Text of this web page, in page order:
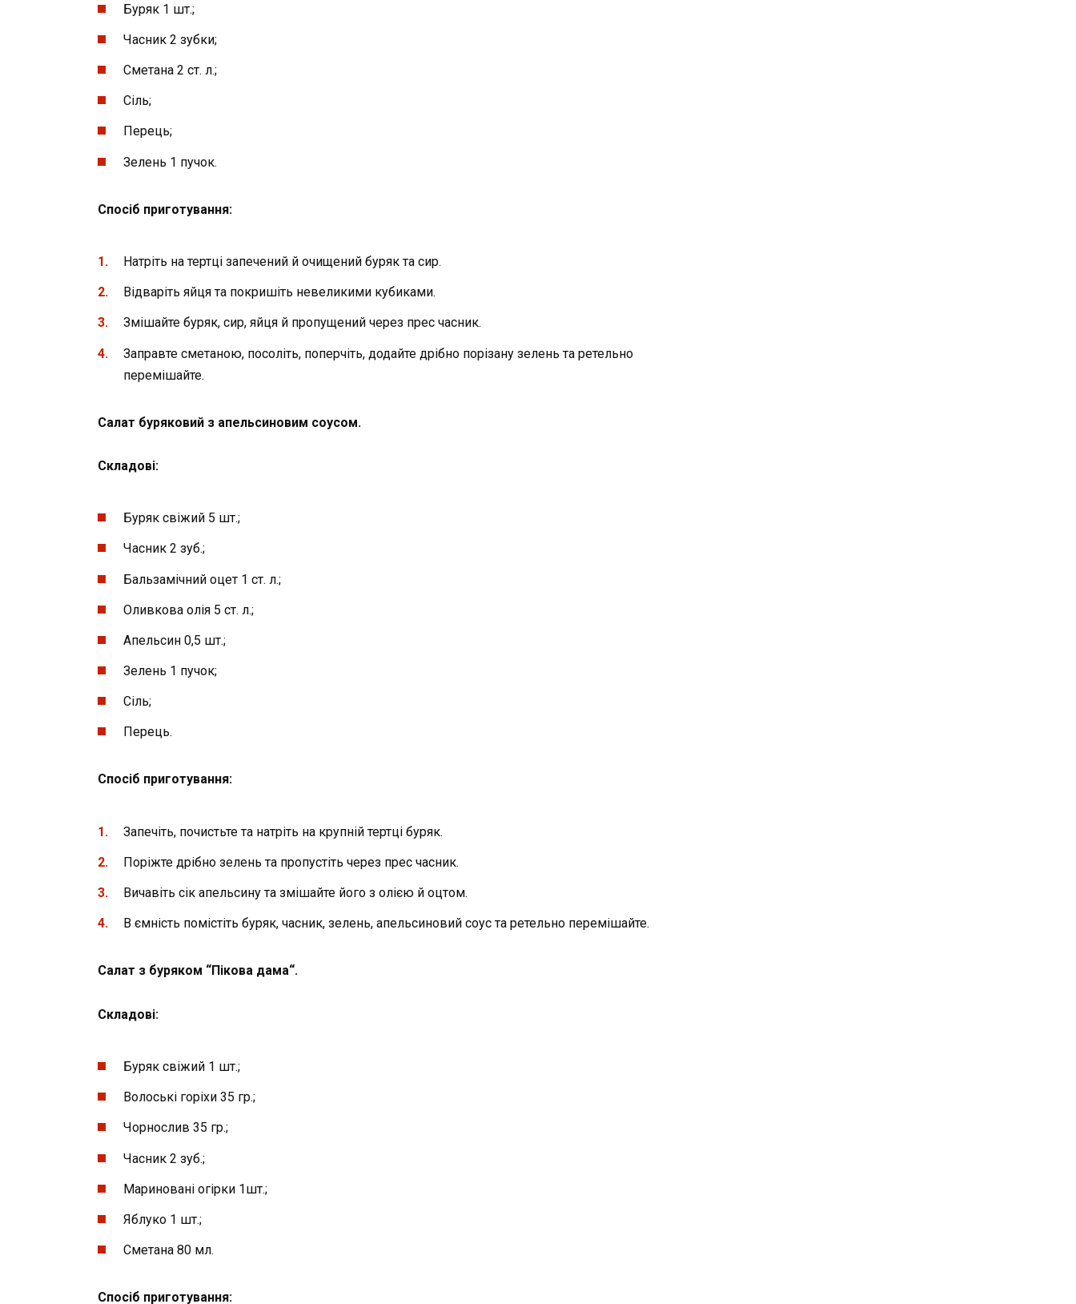
Буряк 1 шт.;
Часник 2 зубки;
Сметана 2 ст. л.;
Сіль;
Перець;
Зелень 1 пучок.
Спосіб приготування:
Натріть на тертці запечений й очищений буряк та сир.
Відваріть яйця та покришіть невеликими кубиками.
Змішайте буряк, сир, яйця й пропущений через прес часник.
Заправте сметаною, посоліть, поперчіть, додайте дрібно порізану зелень та ретельно
перемішайте.
Салат буряковий з апельсиновим соусом.
Складові:
Буряк свіжий 5 шт.;
Часник 2 зуб.;
Бальзамічний оцет 1 ст. л.;
Оливкова олія 5 ст. л.;
Апельсин 0,5 шт.;
Зелень 1 пучок;
Сіль;
Перець.
Спосіб приготування:
Запечіть, почистьте та натріть на крупній тертці буряк.
Поріжте дрібно зелень та пропустіть через прес часник.
Вичавіть сік апельсину та змішайте його з олією й оцтом.
В ємність помістіть буряк, часник, зелень, апельсиновий соус та ретельно перемішайте.
Салат з буряком “Пікова дама“.
Складові:
Буряк свіжий 1 шт.;
Волоські горіхи 35 гр.;
Чорнослив 35 гр.;
Часник 2 зуб.;
Мариновані огірки 1шт.;
Яблуко 1 шт.;
Сметана 80 мл.
Спосіб приготування: